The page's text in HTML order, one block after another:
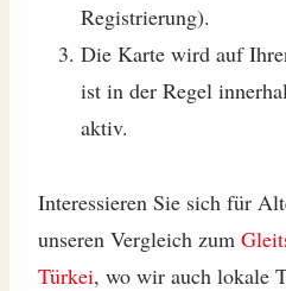
Registrierung).
Die Karte wird auf
ist in der Regel
aktiv.
Interessieren Sie sich für
unseren Vergleich zum
Türkei, wo wir auch lokale